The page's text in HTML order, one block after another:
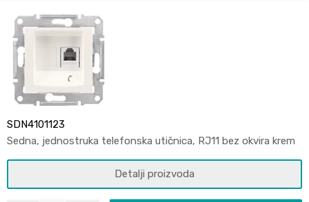
SDN4101123
Sedna, jednostruka telefonska utičnica, RJ11 bez okvira krem
Detalji proizvoda